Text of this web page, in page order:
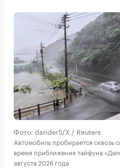
Фото: darider5/X / Reuters
Автомобиль пробирается сквозь
время приближения тайфуна
августа 2026 года